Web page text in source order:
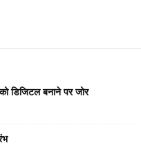
डिजिटल बनाने पर जोर